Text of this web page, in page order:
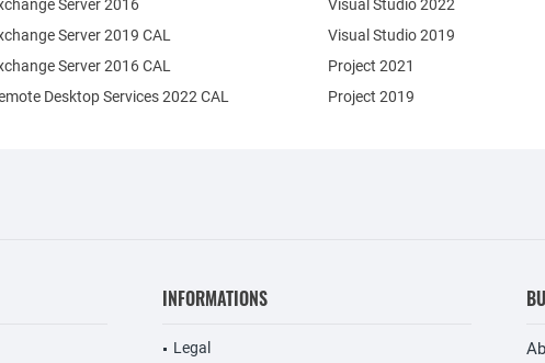
Server 2016
Desktop Services 2022 CAL
Server 2019 CAL
Server 2016 CAL
Visual Studio 2022
Visual Studio 2019
Project 2021
Project 2019
INFORMATIONS
Legal